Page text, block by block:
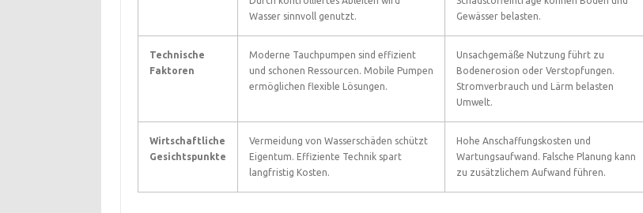
Wasser sinnvoll genutzt.
Gewässer belasten.
Technische
Faktoren
Moderne Tauchpumpen sind effizient
und schonen Ressourcen. Mobile Pumpen
ermöglichen flexible Lösungen.
Unsachgemäße Nutzung führt zu
Bodenerosion oder Verstopfungen.
Stromverbrauch und Lärm belasten
Umwelt.
Wirtschaftliche
Gesichtspunkte
Vermeidung von Wasserschäden schützt
Eigentum. Effiziente Technik spart
langfristig Kosten.
Hohe Anschaffungskosten und
Wartungsaufwand. Falsche Planung kann
zu zusätzlichem Aufwand führen.